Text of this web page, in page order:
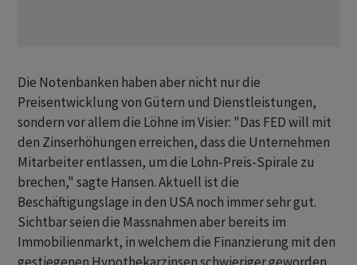
Die Notenbanken haben aber nicht nur die
Preisentwicklung von Gütern und Dienstleistungen,
sondern vor allem die Löhne im Visier: "Das FED will mit
den Zinserhöhungen erreichen, dass die Unternehmen
Mitarbeiter entlassen, um die Lohn-Preis-Spirale zu
brechen," sagte Hansen. Aktuell ist die
Beschäftigungslage in den USA noch immer sehr gut.
Sichtbar seien die Massnahmen aber bereits im
Immobilienmarkt, in welchem die Finanzierung mit den